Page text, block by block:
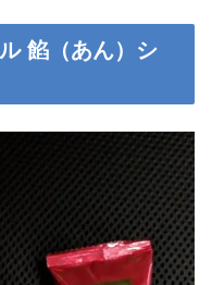
餡（あん）シ